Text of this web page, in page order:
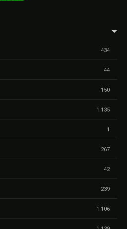
434
44
150
1.135
1
267
42
239
1.106